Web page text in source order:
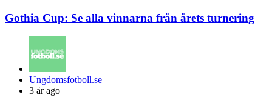
Gothia Cup: Se alla vinnarna från årets turnering
Posted
by
Ungdomsfotboll.se
3 år ago